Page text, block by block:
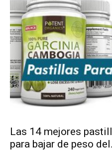
Las 14 mejores
para bajar de peso